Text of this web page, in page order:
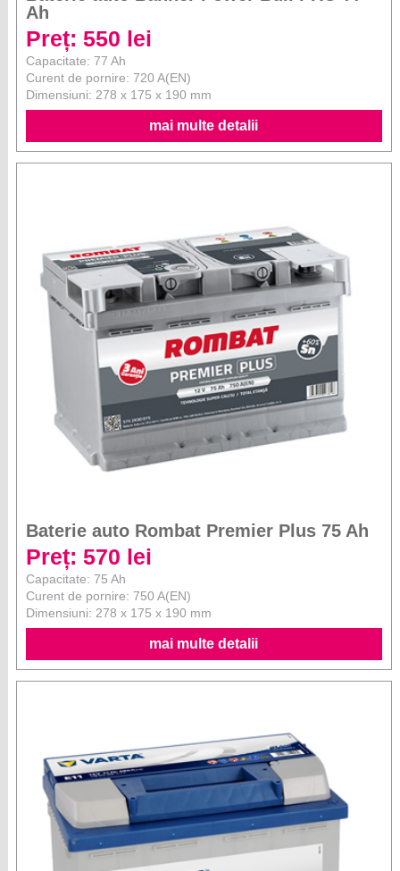
Ah
Preț: 550 lei
Capacitate: 77 Ah
Curent de pornire: 720 A(EN)
Dimensiuni: 278 x 175 x 190 mm
mai multe detalii
Baterie auto Rombat Premier Plus 75 Ah
Preț: 570 lei
Capacitate: 75 Ah
Curent de pornire: 750 A(EN)
Dimensiuni: 278 x 175 x 190 mm
mai multe detalii